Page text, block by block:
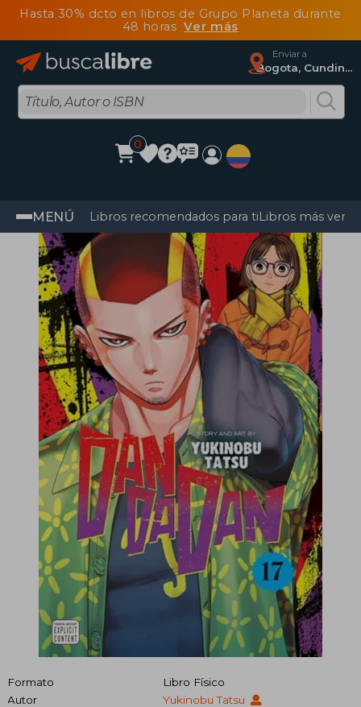
Hasta 30% dcto en libros de Grupo Planeta durante
48 horasVer más
Enviar a
Bogota, Cundinamarca
0
MENÚ Libros recomendados para tiLibros más
Formato
Libro Físico
Autor
Yukinobu Tatsu